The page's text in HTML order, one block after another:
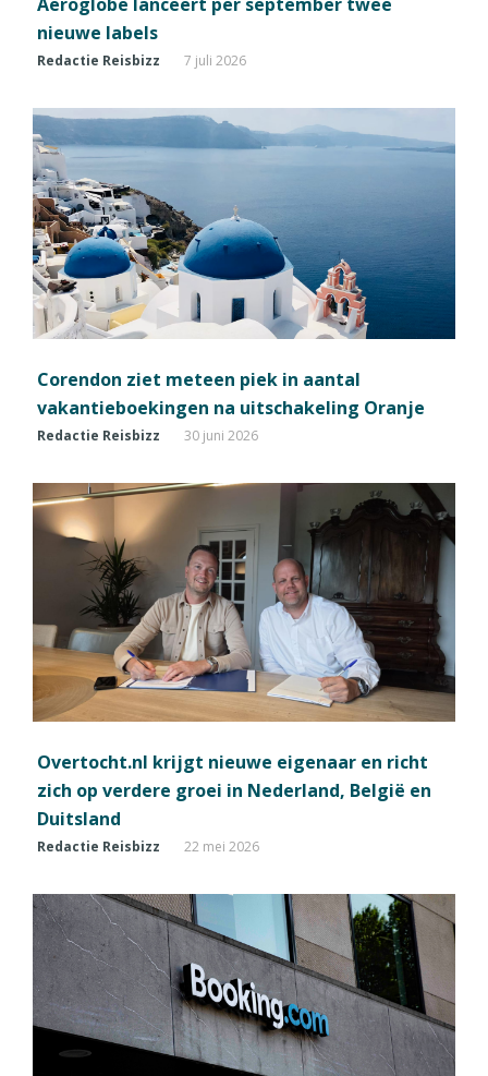
nieuwe labels
Redactie Reisbizz 7 juli 2026
Corendon ziet meteen piek in aantal
vakantieboekingen na uitschakeling Oranje
Redactie Reisbizz 30 juni 2026
Overtocht.nl krijgt nieuwe eigenaar en richt
zich op verdere groei in Nederland, België en
Duitsland
Redactie Reisbizz 22 mei 2026